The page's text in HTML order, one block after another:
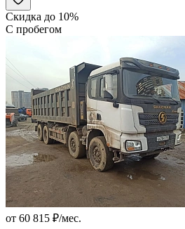
Скидка до 10%
С пробегом
от 60 815 ₽/мес.